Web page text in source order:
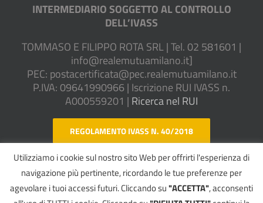
INTERMEDIARIO SOGGETTO AL CONTROLLO
DELL’IVASS
TOMMASO E FILIPPO ROTA SRL | Tel. 02 581601 |
info@realemutuamilano.it]
PEC: postacertificata@pec.realemutuamilano.it
P.IVA: 09641990966 | Iscrizione RUI IVASS n.
A000559201 | Ricerca nel RUI
REGOLAMENTO IVASS N. 40/2018
WHISTLEBLOWING
Utilizziamo i cookie sul nostro sito Web per offrirti l'esperienza di
navigazione più pertinente, ricordando le tue preferenze per
agevolare i tuoi accessi futuri. Cliccando su"ACCETTA", acconsenti